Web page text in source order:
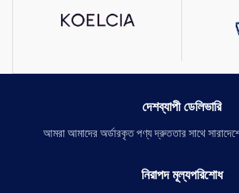
দেশব্যাপী ডেলিভারি
আমরা আমাদের অর্ডারকৃত পণ্য দ্রুততার সাথে
নিরাপদ মূল্যপরিশোধ